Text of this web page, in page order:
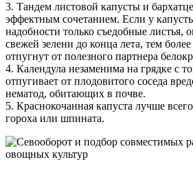
3. Тандем листовой капусты и
эффектным сочетанием. Если у
надобности только съедобные листья,
свежей зелени до конца лета, тем
отпугнут от полезного партнера
4. Календула незаменима на грядке с
отпугивает от плодовитого соседа
нематод, обитающих в почве.
5. Краснокочанная капуста лучше
гороха или шпината.